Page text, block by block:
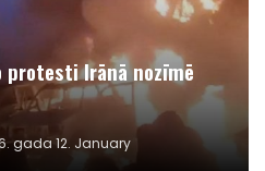
protesti Irānā nozīmē
gada 12. January